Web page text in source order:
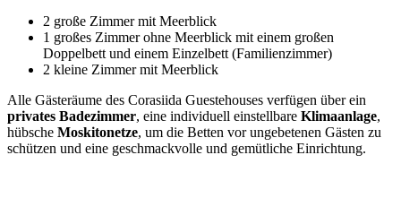
2 große Zimmer mit Meerblick
1 großes Zimmer ohne Meerblick mit einem großen
Doppelbett und einem Einzelbett (Familienzimmer)
2 kleine Zimmer mit Meerblick
Alle Gästeräume des Corasiida Guestehouses verfügen über ein
privates Badezimmer, eine individuell einstellbare Klimaanlage,
hübsche Moskitonetze, um die Betten vor ungebetenen Gästen zu
schützen und eine geschmackvolle und gemütliche Einrichtung.